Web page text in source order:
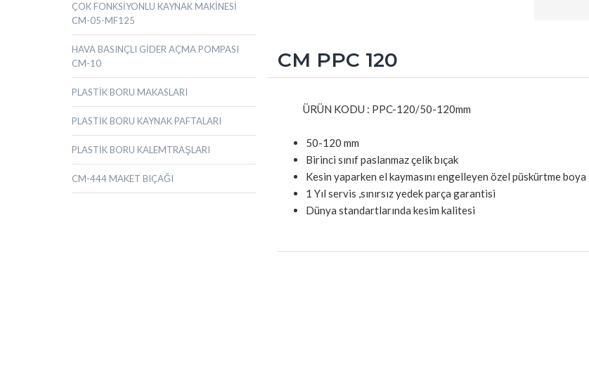
ÇOK FONKSİYONLU KAYNAK MAKİNESİ
CM-05-MF125
HAVA BASINÇLI GİDER AÇMA POMPASI
CM-10
PLASTİK BORU MAKASLARI
PLASTİK BORU KAYNAK PAFTALARI
PLASTİK BORU KALEMTRAŞLARI
CM-444 MAKET BIÇAĞI
CM PPC 120
ÜRÜN KODU : PPC-120/50-120mm
50-120 mm
Birinci sınıf paslanmaz çelik bıçak
Kesin yaparken el kaymasını engelleyen özel püskürtme boya
1 Yıl servis ,sınırsız yedek parça garantisi
Dünya standartlarında kesim kalitesi